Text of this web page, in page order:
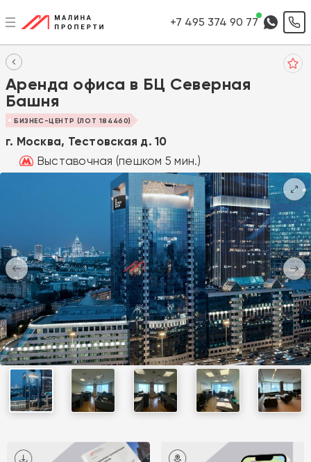
+7 495 374 90 77
Аренда офиса в БЦ Северная
Башня
БИЗНЕС-ЦЕНТР (ЛОТ 184460)
г. Москва, Тестовская д. 10
Выставочная (пешком 5 мин.)